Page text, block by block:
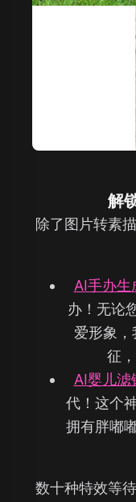
解
除了图片转素
AI手办生
办！无论
爱形象，
征
AI婴儿滤
代！这个
拥有胖嘟
数十种特效等